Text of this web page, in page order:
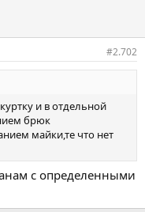
#2.702
и в отдельной
брюк
майки,те что нет
с определенными